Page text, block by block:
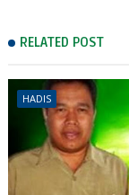
RELATED POST
HADIS